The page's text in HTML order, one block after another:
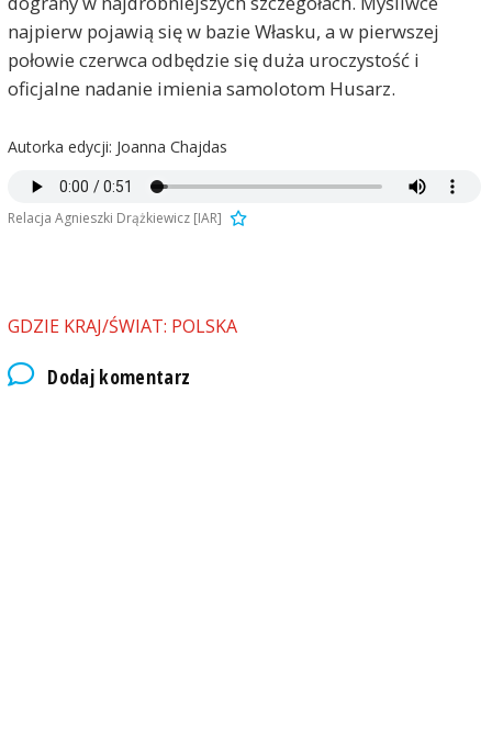
najpierw pojawią się w bazie Własku, a w pierwszej
połowie czerwca odbędzie się duża uroczystość i
oficjalne nadanie imienia samolotom Husarz.
Autorka edycji: Joanna Chajdas
Relacja Agnieszki Drążkiewicz [IAR]
GDZIE KRAJ/ŚWIAT: POLSKA
Dodaj komentarz